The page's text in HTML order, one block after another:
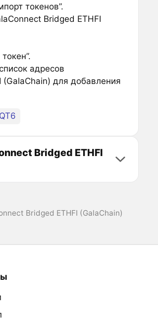
токенов”.
Bridged ETHFI
адресов
(GalaChain) для добавления
Bridged ETHFI
Bridged ETHFI (GalaChain)